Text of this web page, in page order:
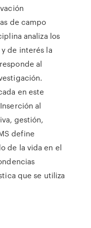
de campo
analiza los
de interés la
al
en este
al
gestión,
define
de la vida en el
que se utiliza